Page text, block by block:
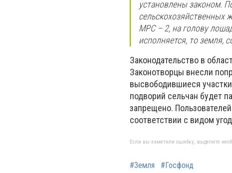
установлены законом.
сельскохозяйственных
МРС – 2, на голову
исполняется, то земля,
Законодательство в
Законотворцы внесли
высвободившиеся
подворий сельчан будет
запрещено.
соответствии с видом
Если вы заметили ошибку, выделите
#Земля #Госфонд